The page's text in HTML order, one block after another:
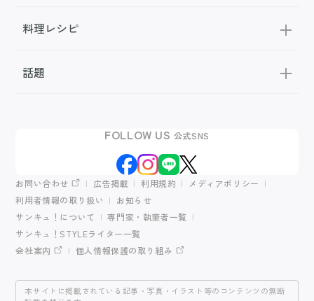
料理レシピ
話題
FOLLOW US 公式SNS
お問い合わせ 広告掲載 利用規約
メディアポリシー
利用者情報の取り扱い
お知らせ
サンキュ！について
専門家・執筆者一覧
サンキュ！STYLEライター一覧
会社案内
個人情報保護の取り組み
本サイトに掲載されている記事・写真・イラスト等のコンテンツの無断